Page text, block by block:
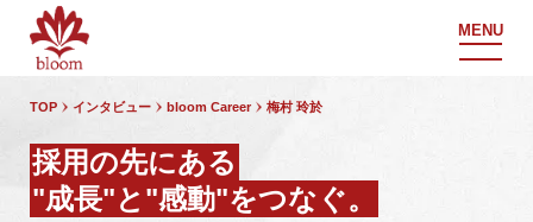
MENU
TOP インタビュー bloom Career 梅村 玲於
採用の先にある
"成長"と"感動"をつなぐ。